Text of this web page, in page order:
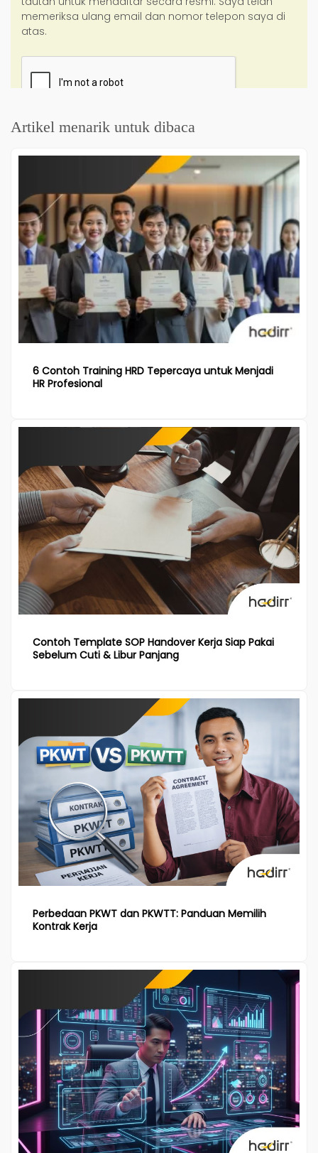
Artikel menarik untuk dibaca
6 Contoh Training HRD Tepercaya untuk Menjadi
HR Profesional
Contoh Template SOP Handover Kerja Siap Pakai
Sebelum Cuti & Libur Panjang
Perbedaan PKWT dan PKWTT: Panduan Memilih
Kontrak Kerja